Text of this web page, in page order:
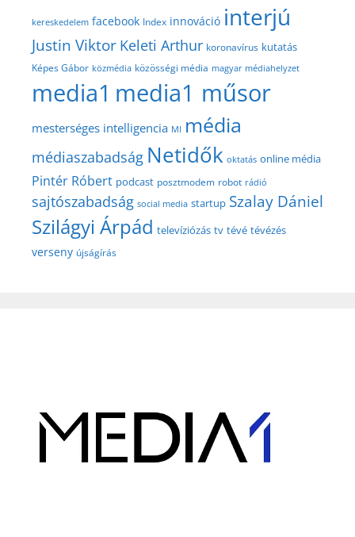
kereskedelem facebook Index innováció interjú
Justin Viktor Keleti Arthur koronavírus kutatás
Képes Gábor közmédia közösségi média magyar médiahelyzet
media1 media1 műsor
mesterséges intelligencia MI média
médiaszabadság Netidők oktatás online média
Pintér Róbert podcast posztmodem robot rádió
sajtószabadság social media startup Szalay Dániel
Szilágyi Árpád televíziózás tv tévé tévézés
verseny újságírás